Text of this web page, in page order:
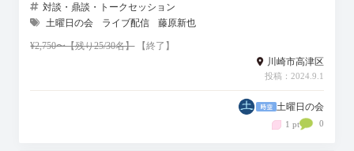
対談・鼎談・トークセッション
土曜日の会
ライブ配信 藤原新也
¥2,750〜【残り25/30名】【終了】
川崎市高津区
投稿：2024.9.1
土曜日の会
1 pt 0